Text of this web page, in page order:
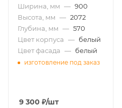
Ширина, мм — 900
Высота, мм — 2072
Глубина, мм — 570
Цвет корпуса — белый
Цвет фасада — белый
изготовление под заказ
9 300 ₽/шт